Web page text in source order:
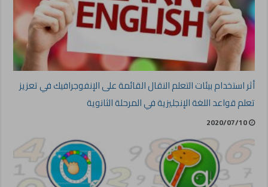
أثر استخدام بيئات التعلم النقال القائمة على الإنفوجرافيك في تعزيز
تعلم قواعد اللغة الإنجليزية في المرحلة الثانوية
2020/07/10